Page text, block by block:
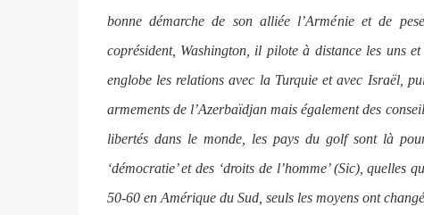
bonne démarche de son alliée l’Arménie et de
coprésident, Washington, il pilote à distance les uns
englobe les relations avec la Turquie et avec Israël,
armements de l’Azerbaïdjan mais également des
libertés dans le monde, les pays du golf sont là
‘démocratie’ et des ‘droits de l’homme’ (Sic),
50-60 en Amérique du Sud, seuls les moyens ont